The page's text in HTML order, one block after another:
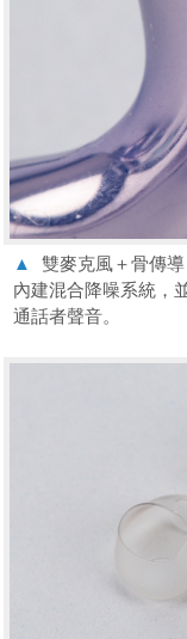
▲
雙麥克風＋骨傳
內建混合降噪系統，
通話者聲音。